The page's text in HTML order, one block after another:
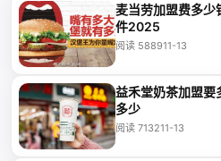
麦当劳加盟费多少
件2025
阅读 588911-13
益禾堂奶茶加盟要
多少
阅读 713211-13